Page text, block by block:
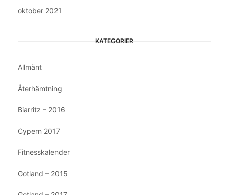
oktober 2021
KATEGORIER
Allmänt
Återhämtning
Biarritz – 2016
Cypern 2017
Fitnesskalender
Gotland – 2015